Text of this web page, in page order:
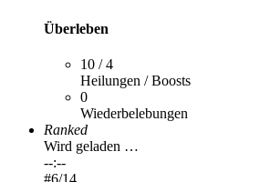
Überleben
10 / 4
Heilungen / Boosts
0
Wiederbelebungen
Ranked
Wird geladen …
--:--